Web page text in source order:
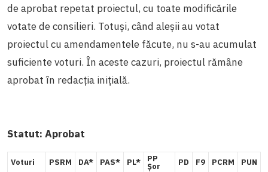
de aprobat repetat proiectul, cu toate modificările
votate de consilieri. Totuși, când aleșii au votat
proiectul cu amendamentele făcute, nu s-au acumulat
suficiente voturi. În aceste cazuri, proiectul rămâne
aprobat în redacția inițială.
Statut: Aprobat
Voturi PSRM DA* PAS* PL* PP
Șor PD F9 PCRM
PUN